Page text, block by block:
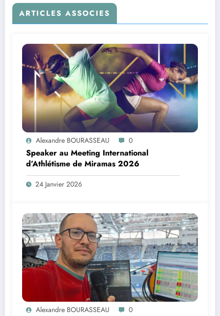
ARTICLES ASSOCIES
Alexandre BOURASSEAU 0
Speaker au Meeting International
d’Athlétisme de Miramas 2026
24 Janvier 2026
Alexandre BOURASSEAU 0